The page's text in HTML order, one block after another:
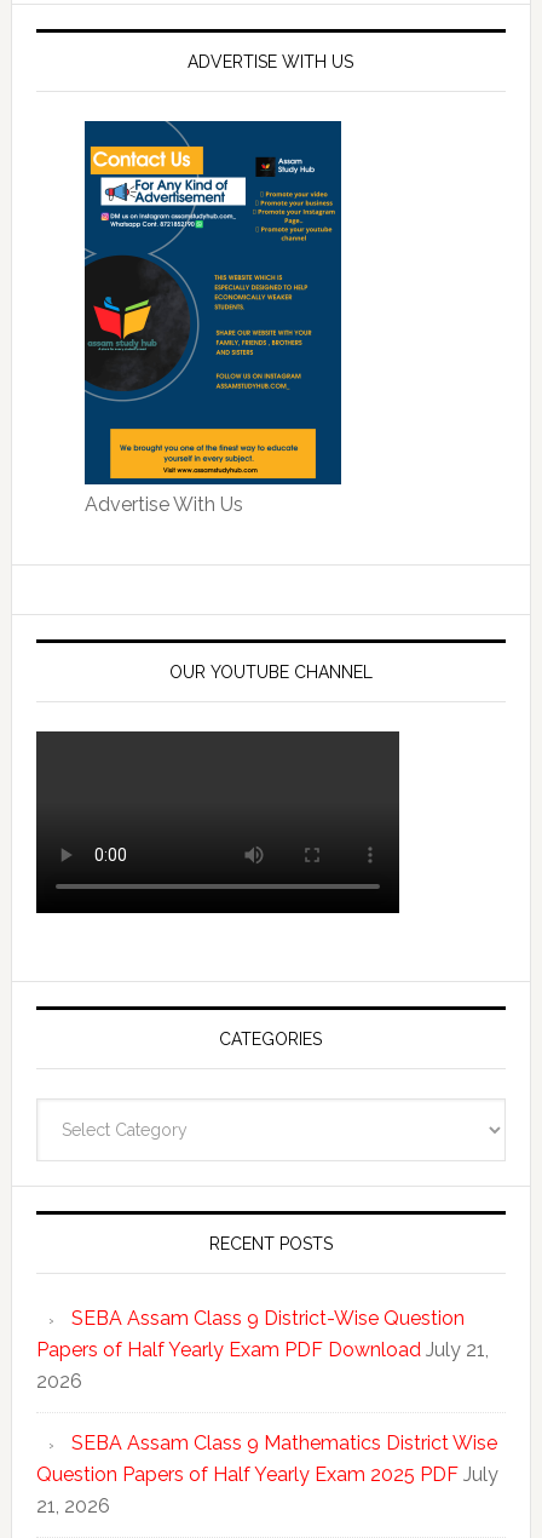
ADVERTISE WITH US
Advertise With Us
OUR YOUTUBE CHANNEL
CATEGORIES
RECENT POSTS
SEBA Assam Class 9 District-Wise Question
Papers of Half Yearly Exam PDF Download July 21,
2026
SEBA Assam Class 9 Mathematics District Wise
Question Papers of Half Yearly Exam 2025 PDF July
21, 2026